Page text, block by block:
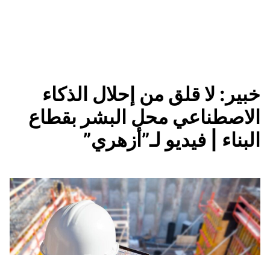
خبير: لا قلق من إحلال الذكاء
الاصطناعي محل البشر بقطاع
البناء | فيديو لـ”أزهري”